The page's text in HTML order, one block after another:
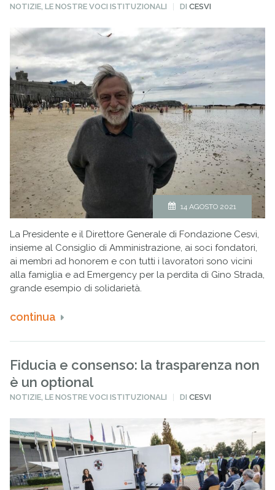
PUBBLICATO
NOTIZIE,LE NOSTRE VOCI ISTITUZIONALI DICESVI
14 AGOSTO 2021
La Presidente e il Direttore Generale di Fondazione Cesvi,
insieme al Consiglio di Amministrazione, ai soci fondatori,
ai membri ad honorem e con tutti i lavoratori sono vicini
alla famiglia e ad Emergency per la perdita di Gino Strada,
grande esempio di solidarietà.
continua
Fiducia e consenso: la trasparenza non
è un optional
PUBBLICATO
NOTIZIE,LE NOSTRE VOCI ISTITUZIONALI DICESVI